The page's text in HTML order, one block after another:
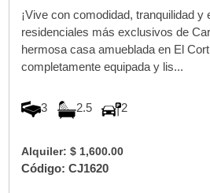
¡Vive con comodidad, tranquilidad y
residenciales más exclusivos de
hermosa casa amueblada en El
completamente equipada y lis...
3 2.5 2
Alquiler: $ 1,600.00
Código: CJ1620